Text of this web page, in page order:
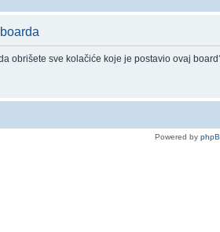
obrišete sve kolačiće koje je postavio ovaj
Powered by